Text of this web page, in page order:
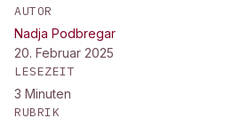
AUTOR
Nadja Podbregar
20. Februar 2025
LESEZEIT
3 Minuten
RUBRIK